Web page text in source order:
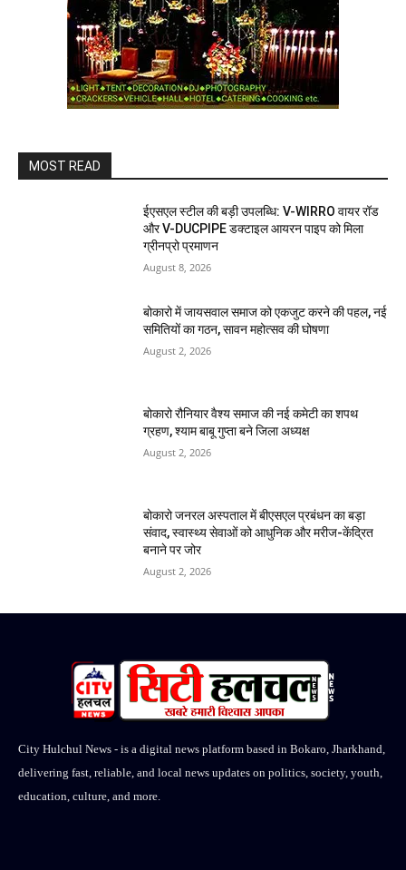
MOST READ
ईएसएल स्टील की बड़ी उपलब्धि: V-WIRRO वायर रॉड
और V-DUCPIPE डक्टाइल आयरन पाइप को मिला
ग्रीनप्रो प्रमाणन
August 8, 2026
बोकारो में जायसवाल समाज को एकजुट करने की पहल, नई
समितियों का गठन, सावन महोत्सव की घोषणा
August 2, 2026
बोकारो रौनियार वैश्य समाज की नई कमेटी का शपथ
ग्रहण, श्याम बाबू गुप्ता बने जिला अध्यक्ष
August 2, 2026
बोकारो जनरल अस्पताल में बीएसएल प्रबंधन का बड़ा
संवाद, स्वास्थ्य सेवाओं को आधुनिक और मरीज-केंद्रित
बनाने पर जोर
August 2, 2026
City Hulchul News - is a digital news platform based in Bokaro, Jharkhand,
delivering fast, reliable, and local news updates on politics, society, youth,
education, culture, and more.